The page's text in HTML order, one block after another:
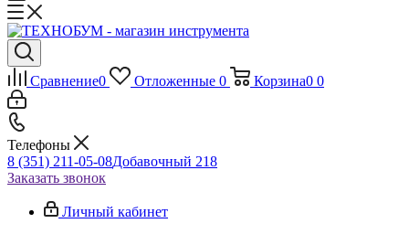
Сравнение0 Отложенные 0 Корзина0 0
Телефоны
8 (351) 211-05-08Добавочный 218
Заказать звонок
Личный кабинет